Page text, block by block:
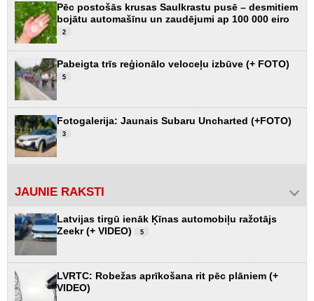
Pēc postošās krusas Saulkrastu pusē – desmitiem
bojātu automašīnu un zaudējumi ap 100 000 eiro
2
Pabeigta trīs reģionālo veloceļu izbūve (+ FOTO)
5
Fotogalerija: Jaunais Subaru Uncharted (+FOTO)
3
JAUNIE RAKSTI
Latvijas tirgū ienāk Ķīnas automobiļu ražotājs
Zeekr (+ VIDEO)
5
LVRTC: Robežas aprīkošana rit pēc plāniem (+
VIDEO)